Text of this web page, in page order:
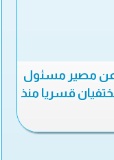
مصير مسئول
قسريا منذ